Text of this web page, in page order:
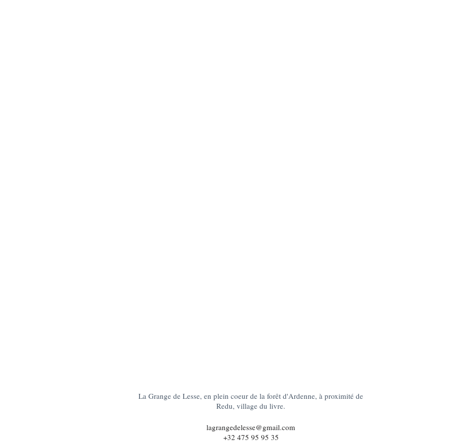
La Grange de Lesse, en plein coeur de la forêt d'Ardenne, à proximité de
Redu, village du livre.
lagrangedelesse@gmail.com
+32 475 95 95 35